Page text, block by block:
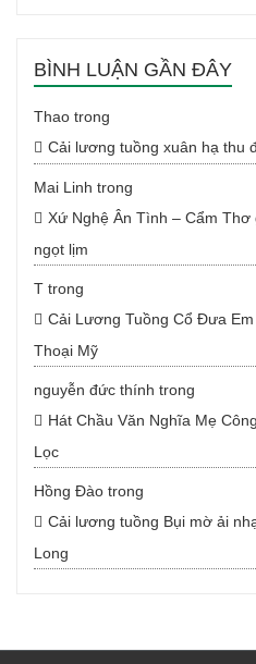
BÌNH LUẬN GẦN ĐÂY
Thao trong
Cải lương tuồng xuân hạ thu
Mai Linh trong
Xứ Nghệ Ân Tình – Cẩm
ngọt lịm
T trong
Cải Lương Tuồng Cổ Đưa
Thoại Mỹ
nguyễn đức thính trong
Hát Chầu Văn Nghĩa Mẹ
Lọc
Hồng Đào trong
Cải lương tuồng Bụi mờ ải
Long